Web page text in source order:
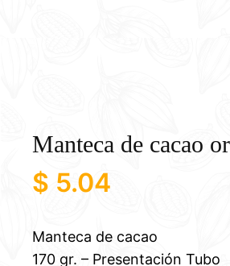
Manteca de cacao
$ 5.04
Manteca de cacao
170 gr. – Presentación Tubo